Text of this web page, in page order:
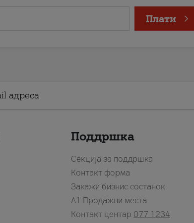
Плати
Поддршка
Секција за поддршка
Контакт форма
Закажи бизнис состанок
A1 Продажни места
Контакт центар 077 1234